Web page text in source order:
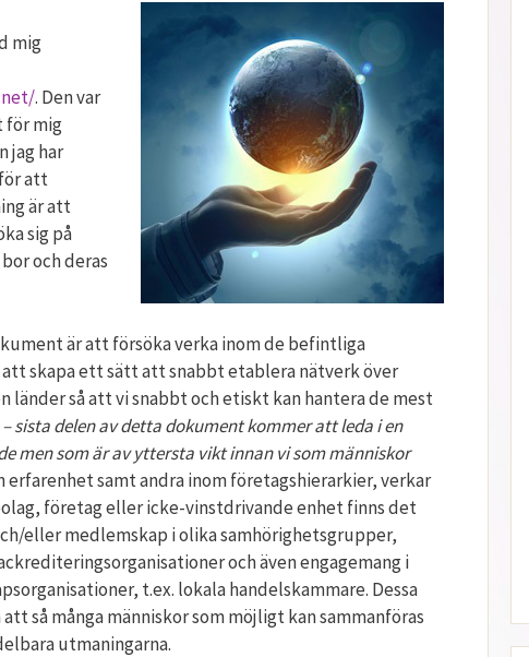
mig
. Den var
för mig
jag har
att
är att
sig på
och deras
är att försöka verka inom de befintliga
skapa ett sätt att snabbt etablera nätverk över
länder så att vi snabbt och etiskt kan hantera de mest
– sista delen av detta dokument kommer att leda i en
men som är av yttersta vikt innan vi som människor
erfarenhet samt andra inom företagshierarkier, verkar
företag eller icke-vinstdrivande enhet finns det
eller medlemskap i olika samhörighetsgrupper,
och även engagemang i
t.ex. lokala handelskammare. Dessa
så många människor som möjligt kan sammanföras
utmaningarna.